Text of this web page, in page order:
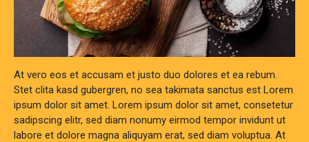
At vero eos et accusam et justo duo dolores et ea rebum.
Stet clita kasd gubergren, no sea takimata sanctus est Lorem
ipsum dolor sit amet. Lorem ipsum dolor sit amet, consetetur
sadipscing elitr, sed diam nonumy eirmod tempor invidunt ut
labore et dolore magna aliquyam erat, sed diam voluptua. At